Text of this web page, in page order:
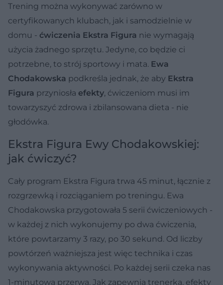
Trening można wykonywać zarówno w
certyfikowanych klubach, jak i samodzielnie w
domu - ćwiczenia Ekstra Figura nie wymagają
użycia żadnego sprzętu. Jedyne, co będzie ci
potrzebne, to strój sportowy i mata. Ewa
Chodakowska podkreśla jednak, że aby Ekstra
Figura przyniosła efekty, ćwiczeniom musi im
towarzyszyć zdrowa i zbilansowana dieta - nie
głodówka.
Ekstra Figura Ewy Chodakowskiej:
jak ćwiczyć?
Cały program Ekstra Figura trwa 45 minut, łącznie z
rozgrzewką i rozciąganiem po treningu. Ewa
Chodakowska przygotowała 5 serii ćwiczeniowych -
w każdej z nich wykonujemy po dwa ćwiczenia,
które powtarzamy 3 razy, po 30 sekund. Od liczby
powtórzeń ważniejsza jest więc technika i czas
wykonywania aktywności. Po każdej serii czeka nas
1-minutowa przerwa. Jak zapewnia trenerka, efekty